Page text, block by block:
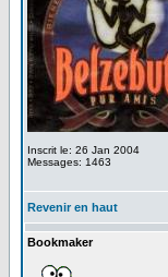
Inscrit le: 26 Jan 2004
Messages: 1463
Revenir en haut
Bookmaker